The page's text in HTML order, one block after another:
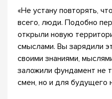
«Не устану повторять,
всего, люди. Подобно
открыли новую
смыслами. Вы зарядили
своими знаниями,
заложили фундамент не
смен, но и для будущего